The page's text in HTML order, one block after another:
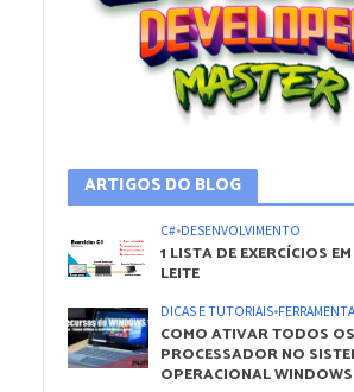
ARTIGOS DO BLOG
C#•DESENVOLVIMENTO
1 LISTA DE EXERCÍCIOS
LEITE
DICAS E TUTORIAIS•
COMO ATIVAR TODOS
PROCESSADOR NO
OPERACIONAL WINDOWS